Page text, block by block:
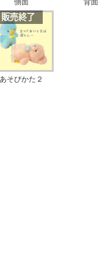
側面 背面
あそびかた２